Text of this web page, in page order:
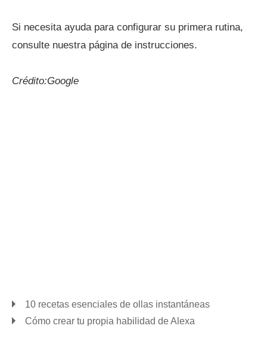
Si necesita ayuda para configurar su primera rutina,
consulte nuestra página de instrucciones.
Crédito:Google
10 recetas esenciales de ollas instantáneas
Cómo crear tu propia habilidad de Alexa